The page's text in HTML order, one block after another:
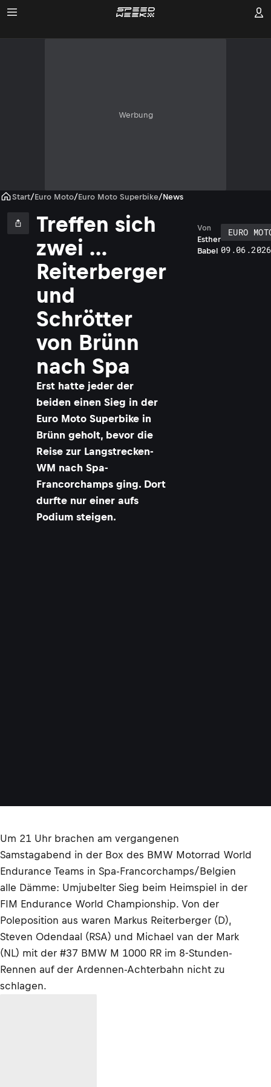
Werbung
Start/Euro Moto/Euro Moto Superbike/News
Treffen sich
zwei …
Reiterberger
und
Schrötter
von Brünn
nach Spa
Erst hatte jeder der
beiden einen Sieg in der
Euro Moto Superbike in
Brünn geholt, bevor die
Reise zur Langstrecken-
WM nach Spa-
Francorchamps ging. Dort
durfte nur einer aufs
Podium steigen.
Esther
Babel
Von
EURO
Um 21 Uhr brachen am vergangenen
Samstagabend in der Box des BMW Motorrad World
Endurance Teams in Spa-Francorchamps/Belgien
alle Dämme: Umjubelter Sieg beim Heimspiel in der
FIM Endurance World Championship. Von der
Poleposition aus waren Markus Reiterberger (D),
Steven Odendaal (RSA) und Michael van der Mark
(NL) mit der #37 BMW M 1000 RR im 8-Stunden-
Rennen auf der Ardennen-Achterbahn nicht zu
schlagen.